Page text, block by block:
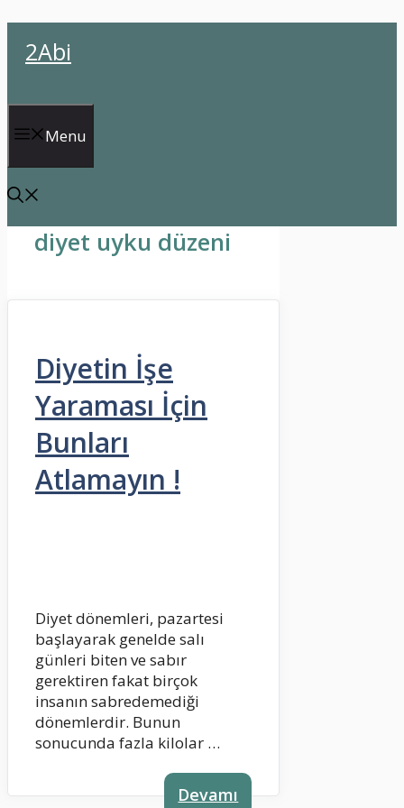
atla2Abi
Menu
diyet uyku düzeni
Diyetin İşe
Yaraması İçin
Bunları
Atlamayın !
Diyet dönemleri, pazartesi
başlayarak genelde salı
günleri biten ve sabır
gerektiren fakat birçok
insanın sabredemediği
dönemlerdir. Bunun
sonucunda fazla kilolar …
Devamı